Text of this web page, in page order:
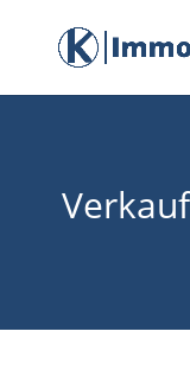
Verkauf